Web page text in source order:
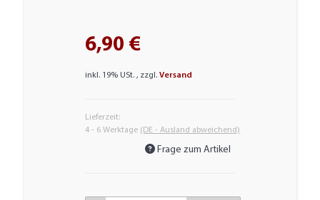
6,90 €
inkl. 19% USt. , zzgl.Versand
Lieferzeit:
4 - 6 Werktage (DE - Ausland abweichend)
Frage zum Artikel